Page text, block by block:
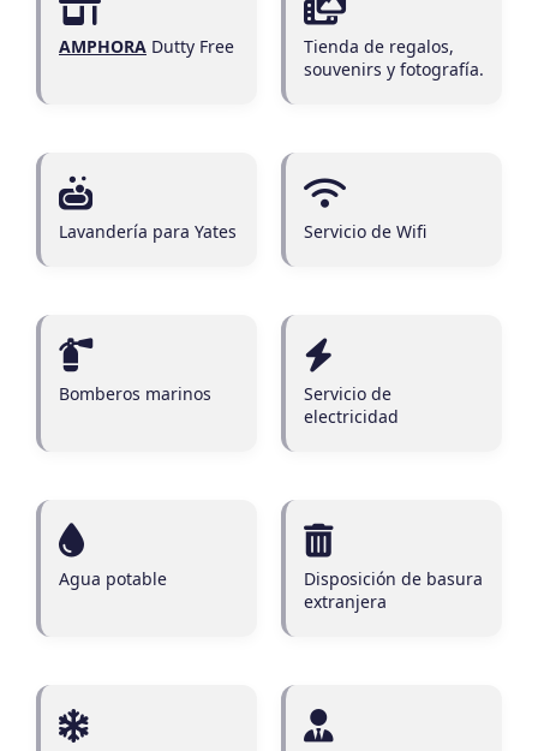
AMPHORA Dutty Free
Tienda de regalos,
souvenirs y fotografía.
Lavandería para Yates Servicio de Wifi
Bomberos marinos
Servicio de
electricidad
Agua potable
Disposición de basura
extranjera